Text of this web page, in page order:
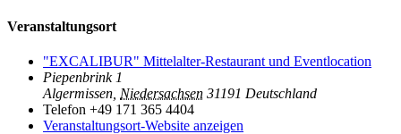
Veranstaltungsort
"EXCALIBUR" Mittelalter-Restaurant und Eventlocation
Piepenbrink 1
Algermissen Niedersachsen 31191 Deutschland
Telefon +49 171 365 4404
Veranstaltungsort-Website anzeigen